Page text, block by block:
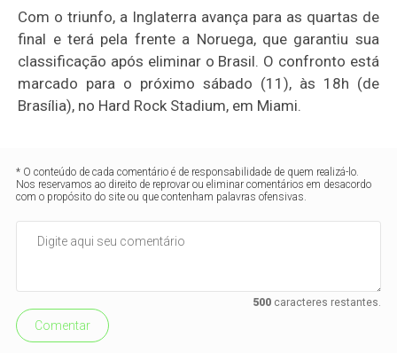
Com o triunfo, a Inglaterra avança para as quartas de
final e terá pela frente a Noruega, que garantiu sua
classificação após eliminar o Brasil. O confronto está
marcado para o próximo sábado (11), às 18h (de
Brasília), no Hard Rock Stadium, em Miami.
* O conteúdo de cada comentário é de responsabilidade de quem realizá-lo.
Nos reservamos ao direito de reprovar ou eliminar comentários em desacordo
com o propósito do site ou que contenham palavras ofensivas.
500caracteres restantes.
Comentar